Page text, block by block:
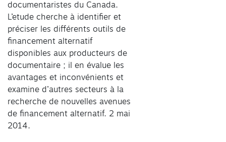
documentaristes du Canada.
L’etude cherche à identifier et
préciser les différents outils de
financement alternatif
disponibles aux producteurs de
documentaire ; il en évalue les
avantages et inconvénients et
examine d’autres secteurs à la
recherche de nouvelles avenues
de financement alternatif. 2 mai
2014.